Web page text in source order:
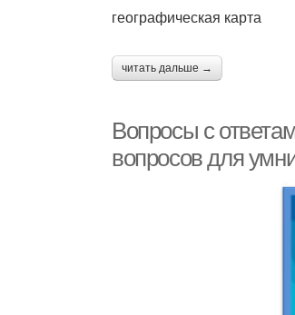
географическая карта
читать дальше →
Вопросы с
вопросов для